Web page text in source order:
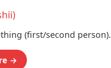
(first/second person).
→